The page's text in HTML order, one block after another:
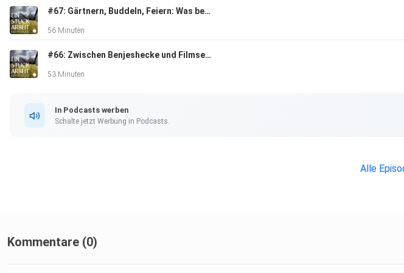
Historische Baustoffe Prenzel – Fundort für
alte Balken, Beschläge und unser neues Oberlicht.
für alle, die alte Materialien lieben und wiederverwenden
#67: Gärtnern, Buddeln, Feiern: Was bei uns im Mai alles passiert
56 Minuten
#66: Zwischen Benjeshecke und Filmset: Unser März auf dem Land
53 Minuten
In Podcasts werben
Schalte jetzt Werbung in Podcasts.
Alle
Kommentare (0)